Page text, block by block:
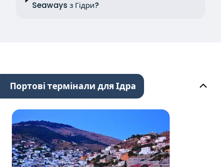
Seaways з Гідри?
Портові термінали для Ідра